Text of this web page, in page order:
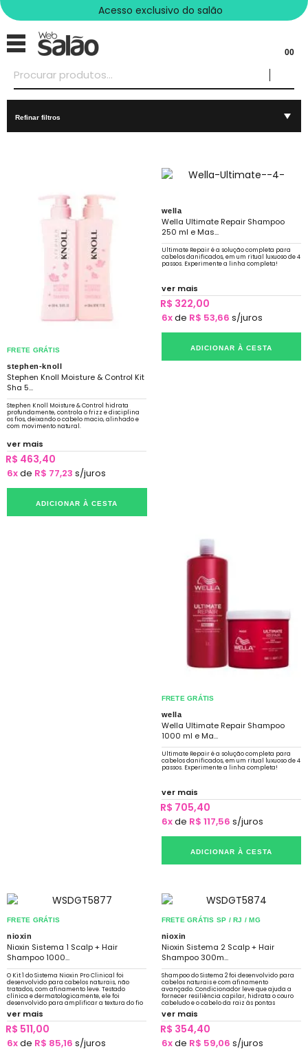
Acesso exclusivo do salão
00
Refinar filtros
FRETE GRÁTIS
stephen-knoll
Stephen Knoll Moisture & Control Kit
Sha 5...
Stephen Knoll Moisture & Control hidrata
profundamente, controla o frizz e disciplina
os fios, deixando o cabelo macio, alinhado e
com movimento natural.
ver mais
R$ 463,40
6xde R$ 77,23 s/juros
ADICIONAR À CESTA
wella
Wella Ultimate Repair Shampoo
250 ml e Mas...
Ultimate Repair é a solução completa para
cabelos danificados, em um ritual luxuoso de 4
passos. Experimente a linha completa!
ver mais
R$ 322,00
6xde R$ 53,66 s/juros
ADICIONAR À CESTA
FRETE GRÁTIS
wella
Wella Ultimate Repair Shampoo
1000 ml e Ma...
Ultimate Repair é a solução completa para
cabelos danificados, em um ritual luxuoso de 4
passos. Experimente a linha completa!
ver mais
R$ 705,40
6xde R$ 117,56 s/juros
ADICIONAR À CESTA
FRETE GRÁTIS
nioxin
Nioxin Sistema 1 Scalp + Hair
Shampoo 1000...
O Kit 1 do Sistema Nioxin Pro Clinical foi
desenvolvido para cabelos naturais, não
tratados, com afinamento leve. Testado
clínica e dermatologicamente, ele foi
desenvolvido para amplificar a textura do fio
e fortalecer a resiliência
ver mais
R$ 511,00
6xde R$ 85,16 s/juros
FRETE GRÁTIS SP / RJ / MG
nioxin
Nioxin Sistema 2 Scalp + Hair
Shampoo 300m...
Shampoo do Sistema 2 foi desenvolvido para
cabelos naturais e com afinamento
avançado. Condicionador leve que ajuda a
fornecer resiliência capilar, hidrata o couro
cabeludo e o cabelo da raiz às pontas
Clinicamente e dermatologicamente testado
ver mais
R$ 354,40
6xde R$ 59,06 s/juros